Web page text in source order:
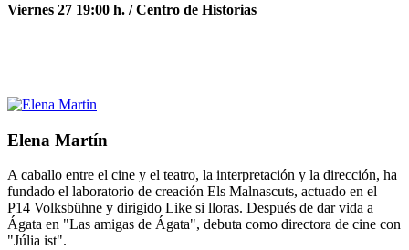
Viernes 27 19:00 h. / Centro de Historias
Elena Martín
A caballo entre el cine y el teatro, la interpretación y la dirección, ha
fundado el laboratorio de creación Els Malnascuts, actuado en el
P14 Volksbühne y dirigido Like si lloras. Después de dar vida a
Ágata en "Las amigas de Ágata", debuta como directora de cine con
"Júlia ist".